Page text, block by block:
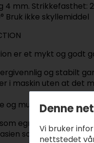
4 mm. Strikkefasthet:
Bruk ikke skyllemiddel
er et mykt og godt
og stabilt
i maskin uten at det
og multifargede
egner seg til både
som setter
Denne
Vi bruker
nettstedet